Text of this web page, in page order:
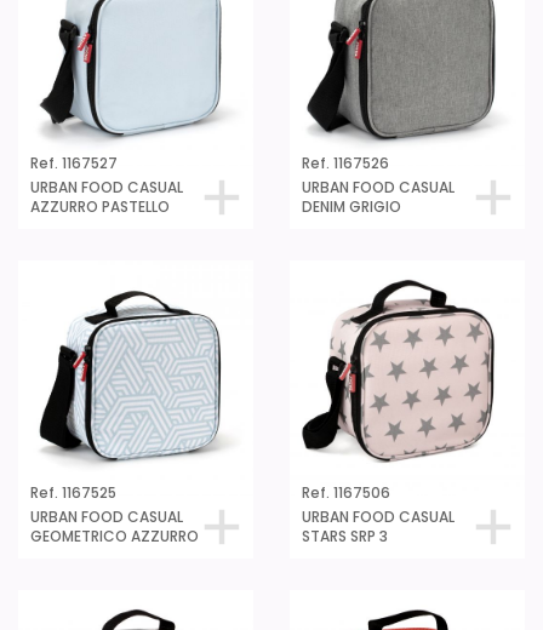
Ref. 1167527
URBAN FOOD CASUAL
AZZURRO PASTELLO
Ref. 1167526
URBAN FOOD CASUAL
DENIM GRIGIO
Ref. 1167525
URBAN FOOD CASUAL
GEOMETRICO AZZURRO
Ref. 1167506
URBAN FOOD CASUAL
STARS SRP 3